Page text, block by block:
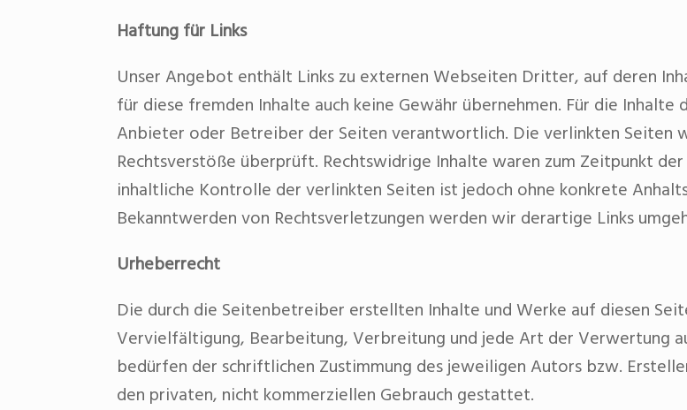
Haftung für Links
Unser Angebot enthält Links zu externen Webseiten Dritter, auf deren
für diese fremden Inhalte auch keine Gewähr übernehmen. Für die
Anbieter oder Betreiber der Seiten verantwortlich. Die verlinkten Seiten
Rechtsverstöße überprüft. Rechtswidrige Inhalte waren zum Zeitpunkt
inhaltliche Kontrolle der verlinkten Seiten ist jedoch ohne konkrete
Bekanntwerden von Rechtsverletzungen werden wir derartige Links
Urheberrecht
Die durch die Seitenbetreiber erstellten Inhalte und Werke auf diesen
Vervielfältigung, Bearbeitung, Verbreitung und jede Art der Verwertung
bedürfen der schriftlichen Zustimmung des jeweiligen Autors bzw.
den privaten, nicht kommerziellen Gebrauch gestattet.